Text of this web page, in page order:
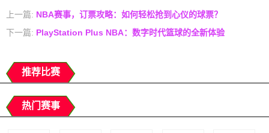
上一篇: NBA赛事，订票攻略：如何轻松抢到心仪的球票？
下一篇: PlayStation Plus NBA：数字时代篮球的全新体验
推荐比赛
热门赛事